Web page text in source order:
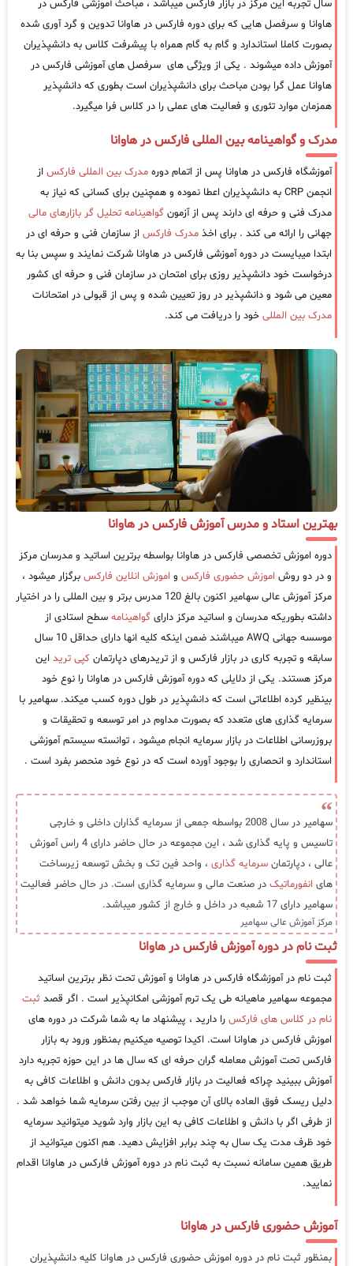
سال تجربه این مرکز در بازار فارکس میباشد ، مباحث آموزشی فارکس در
هاوانا و سرفصل هایی که برای دوره فارکس در هاوانا تدوین و گرد آوری شده
بصورت کاملا استاندارد و گام به گام همراه با پیشرفت کلاس به دانشپذیران
آموزش داده میشوند . یکی از ویژگی های سرفصل های آموزشی فارکس در
هاوانا عمل گرا بودن مباحث برای دانشپذیران است بطوری که دانشپذیر
همزمان موارد تئوری و فعالیت های عملی را در کلاس فرا میگیرد.
مدرک و گواهینامه بین المللی فارکس در هاوانا
آموزشگاه فارکس در هاوانا پس از اتمام دوره مدرک بین المللی فارکس از
انجمن CRP به دانشپذیران اعطا نموده و همچنین برای کسانی که نیاز به
مدرک فنی و حرفه ای دارند پس از آزمون گواهینامه تحلیل گر بازارهای مالی
جهانی را ارائه می کند . برای اخذ مدرک فارکس از سازمان فنی و حرفه ای در
ابتدا میبایست در دوره آموزشی فارکس در هاوانا شرکت نمایند و سپس بنا به
درخواست خود دانشپذیر روزی برای امتحان در سازمان فنی و حرفه ای کشور
معین می شود و دانشپذیر در روز تعیین شده و پس از قبولی در امتحانات
مدرک بین المللی خود را دریافت می کند.
بهترین استاد و مدرس آموزش فارکس در هاوانا
دوره اموزش تخصصی فارکس در هاوانا بواسطه برترین اساتید و مدرسان مرکز
و در دو روش اموزش حضوری فارکس و اموزش انلاین فارکس برگزار میشود ،
مرکز آموزش عالی سهامیر اکنون بالغ 120 مدرس برتر و بین المللی را در اختیار
داشته بطوریکه مدرسان و اساتید مرکز دارای گواهینامه سطح استادی از
موسسه جهانی AWQ میباشند ضمن اینکه کلیه انها دارای حداقل 10 سال
سابقه و تجربه کاری در بازار فارکس و از تریدرهای دپارتمان کپی ترید این
مرکز هستند. یکی از دلایلی که دوره آموزش فارکس در هاوانا را نوع خود
بینظیر کرده اطلاعاتی است که دانشپذیر در طول دوره کسب میکند. سهامیر با
سرمایه گذاری های متعدد که بصورت مداوم در امر توسعه و تحقیقات و
بروزرسانی اطلاعات در بازار سرمایه انجام میشود ، توانسته سیستم آموزشی
استاندارد و انحصاری را بوجود آورده است که در نوع خود منحصر بفرد است .
سهامیر در سال 2008 بواسطه جمعی از سرمایه گذاران داخلی و خارجی
تاسیس و پایه گذاری شد ، این مجموعه در حال حاضر دارای 4 راس آموزش
عالی ، دپارتمان سرمایه گذاری ، واحد فین تک و بخش توسعه زیرساخت
های انفورماتیک در صنعت مالی و سرمایه گذاری است. در حال حاضر فعالیت
سهامیر دارای 17 شعبه در داخل و خارج از کشور میباشد.
مرکز آموزش عالی سهامیر
ثبت نام در دوره آموزش فارکس در هاوانا
ثبت نام در آموزشگاه فارکس در هاوانا و آموزش تحت نظر برترین اساتید
مجموعه سهامیر ماهیانه طی یک ترم آموزشی امکانپذیر است . اگر قصد ثبت
نام در کلاس های فارکس را دارید ، پیشنهاد ما به شما شرکت در دوره های
اموزش فارکس در هاوانا است. اکیدا توصیه میکنیم بمنظور ورود به بازار
فارکس تحت آموزش معامله گران حرفه ای که سال ها در این حوزه تجربه دارد
آموزش ببینید چراکه فعالیت در بازار فارکس بدون دانش و اطلاعات کافی به
دلیل ریسک فوق العاده بالای آن موجب از بین رفتن سرمایه شما خواهد شد .
از طرفی اگر با دانش و اطلاعات کافی به این بازار وارد شوید میتوانید سرمایه
خود ظرف مدت یک سال به چند برابر افزایش دهید. هم اکنون میتوانید از
طریق همین سامانه نسبت به ثبت نام در دوره آموزش فارکس در هاوانا اقدام
نمایید.
آموزش حضوری فارکس در هاوانا
بمنظور ثبت نام در دوره اموزش حضوری فارکس در هاوانا کلیه دانشپذیران